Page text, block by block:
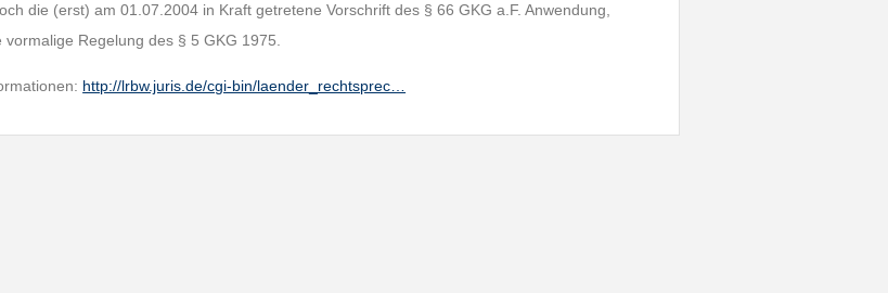
die (erst) am 01.07.2004 in Kraft getretene Vorschrift des § 66 GKG a.F. Anwendung,
vormalige Regelung des § 5 GKG 1975.
http://lrbw.juris.de/cgi-bin/laender_rechtsprec…